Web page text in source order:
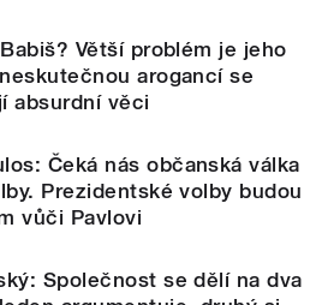
Větší problém je jeho
arogancí se
absurdní věci
Čeká nás občanská válka
Prezidentské volby budou
vůči Pavlovi
Společnost se dělí na dva